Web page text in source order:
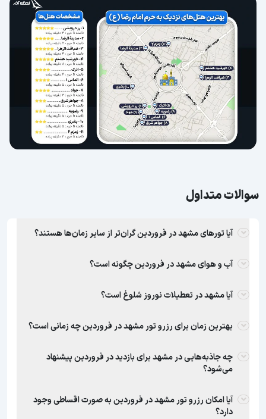
سوالات متداول
آیا تورهای مشهد در فروردین گران‌تر از سایر زمان‌ها هستند؟
آب و هوای مشهد در فروردین چگونه است؟
آیا مشهد در تعطیلات نوروز شلوغ است؟
بهترین زمان برای رزرو تور مشهد در فروردین چه زمانی است؟
چه جاذبه‌هایی در مشهد برای بازدید در فروردین پیشنهاد
می‌شود؟
آیا امکان رزرو تور مشهد در فروردین به صورت اقساطی وجود
دارد؟